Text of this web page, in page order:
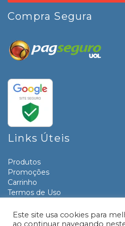
Compra Segura
Links Úteis
Produtos
Promoções
Carrinho
Termos de Uso
Contato
Este site usa cookies para
ao continuar navegando